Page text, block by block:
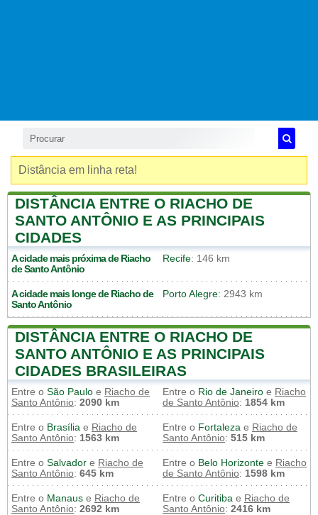
Distância em linha reta!
DISTÂNCIA ENTRE O RIACHO DE
SANTO ANTÔNIO E AS PRINCIPAIS
CIDADES
A cidade mais próxima de Riacho
de Santo Antônio
Recife: 146 km
A cidade mais longe de Riacho de
Santo Antônio
Porto Alegre: 2943 km
DISTÂNCIA ENTRE O RIACHO DE
SANTO ANTÔNIO E AS PRINCIPAIS
CIDADES BRASILEIRAS
Entre o São Paulo e Riacho de
Santo Antônio: 2090 km
Entre o Rio de Janeiro e Riacho
de Santo Antônio: 1854 km
Entre o Brasília e Riacho de
Santo Antônio: 1563 km
Entre o Fortaleza e Riacho de
Santo Antônio: 515 km
Entre o Salvador e Riacho de
Santo Antônio: 645 km
Entre o Belo Horizonte e Riacho
de Santo Antônio: 1598 km
Entre o Manaus e Riacho de
Santo Antônio: 2692 km
Entre o Curitiba e Riacho de
Santo Antônio: 2416 km